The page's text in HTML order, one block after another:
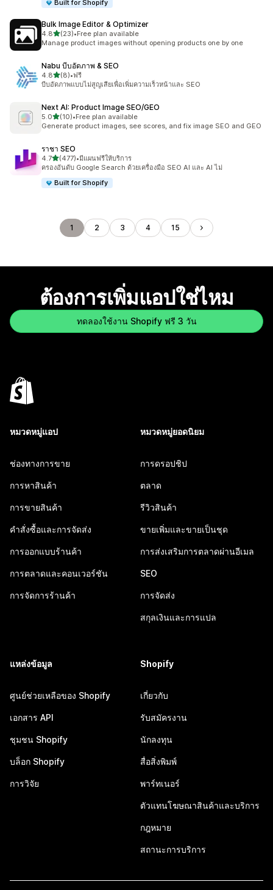
Built for Shopify
Bulk Image Editor & Optimizer
4.8เต็ม 5 ดาว
(23)
ทั้งหมด 23 รีวิว
•Free plan available
Manage product images without opening products one by one
Nabu บีบอัดภาพ & SEO
4.8เต็ม 5 ดาว
(8)
ทั้งหมด 8 รีวิว
•ฟรี
บีบอัดภาพแบบไม่สูญเสียเพื่อเพิ่มความเร็วหน้าและ SEO
Next AI: Product Image SEO/GEO
5.0เต็ม 5 ดาว
(10)
ทั้งหมด 10 รีวิว
•Free plan available
Generate product images, see scores, and fix image SEO and GEO
ราชา SEO
4.7เต็ม 5 ดาว
(477)
ทั้งหมด 477 รีวิว
•มีแผนฟรีให้บริการ
ครองอันดับ Google Search ด้วยเครื่องมือ SEO AI และ AI ไม่
Built for Shopify
1 2 3 4 15
ต้องการเพิ่มแอปใช่ไหม
ทดลองใช้งาน Shopify ฟรี 3 วัน
หมวดหมู่แอป
ช่องทางการขาย
การหาสินค้า
การขายสินค้า
คำสั่งซื้อและการจัดส่ง
การออกแบบร้านค้า
การตลาดและคอนเวอร์ชัน
การจัดการร้านค้า
หมวดหมู่ยอดนิยม
การดรอปชิป
ตลาด
รีวิวสินค้า
ขายเพิ่มและขายเป็นชุด
การส่งเสริมการตลาดผ่านอีเมล
SEO
การจัดส่ง
สกุลเงินและการแปล
แหล่งข้อมูล
ศูนย์ช่วยเหลือของ Shopify
เอกสาร API
ชุมชน Shopify
บล็อก Shopify
การวิจัย
Shopify
เกี่ยวกับ
รับสมัครงาน
นักลงทุน
สื่อสิ่งพิมพ์
พาร์ทเนอร์
ตัวแทนโฆษณาสินค้าและบริการ
กฎหมาย
สถานะการบริการ